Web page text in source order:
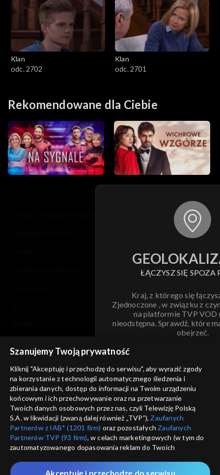
Klan
odc. 2702
Klan
odc. 2701
Rekomendowane dla Ciebie
ŁĄCZYSZ SIĘ SPOZA
Kraj, z którego się
Zjednoczone , w związku z
na platformie TVP VOD
nieodstępna. Sprawdź, które
obejrzeć.
ANULUJ
informacje o dostawcy usług
Szanujemy Twoją prywatność
Kliknij "Akceptuję i przechodzę do serwisu", aby wyrazić zgody
na korzystanie z technologii automatycznego śledzenia i
zbierania danych, dostęp do informacji na Twoim urządzeniu
końcowym i ich przechowywanie oraz na przetwarzanie
Twoich danych osobowych przez nas, czyli Telewizję Polską
S.A. w likwidacji (zwaną dalej również „TVP”), Zaufanych
Partnerów z IAB* (1201 firm) oraz pozostałych Zaufanych
Partnerów TVP (93 firm), w celach marketingowych (w tym do
zautomatyzowanego dopasowania reklam do Twoich
które wskazujemy poniżej, a także zgody na udostępnianie
Akceptuję i przechodzę do serwisu